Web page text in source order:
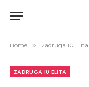
Home » Zadruga 10 Elita
ZADRUGA 10 ELITA